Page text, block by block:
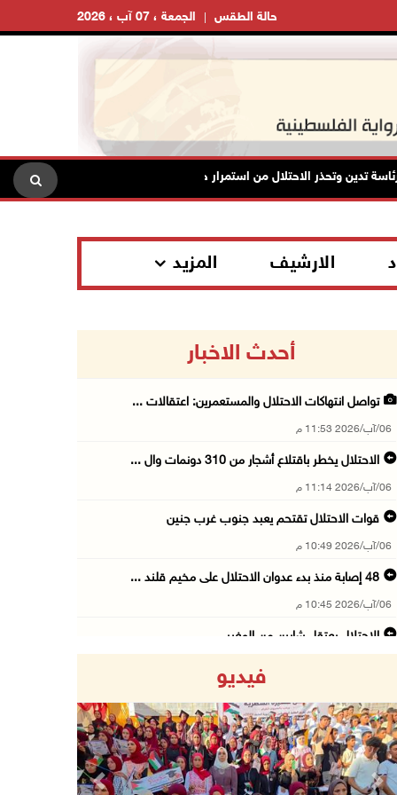
الجمعة ، 07 آب ، 2026 حالة الطقس
تدين وتحذر الاحتلال من استمرار حربه الشاملة على الشعب الفلسطيني
الارشيف المزيد
أحدث الاخبار
تواصل انتهاكات الاحتلال والمستعمرين: اعتقالات ...
06/آب/2026 11:53 م
الاحتلال يخطر باقتلاع أشجار من 310 دونمات وال ...
06/آب/2026 11:14 م
قوات الاحتلال تقتحم يعبد جنوب غرب جنين
06/آب/2026 10:49 م
48 إصابة منذ بدء عدوان الاحتلال على مخيم قلند ...
06/آب/2026 10:45 م
الاحتلال يعتقل شابين من المغير
06/آب/2026 10:01 م
رئيس بلدية الخليل يطلع وفدا أميركيا على تطورا ...
06/آب/2026 09:59 م
فيديو
Previous Next